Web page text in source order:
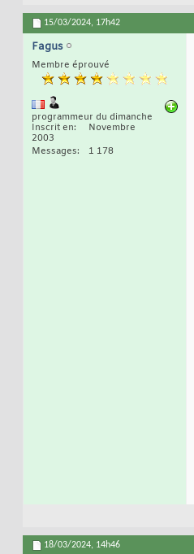
15/03/2024, 17h42
Fagus
Membre éprouvé
programmeur du dimanche
Inscrit en
Novembre
2003
Messages
1 178
18/03/2024, 14h46